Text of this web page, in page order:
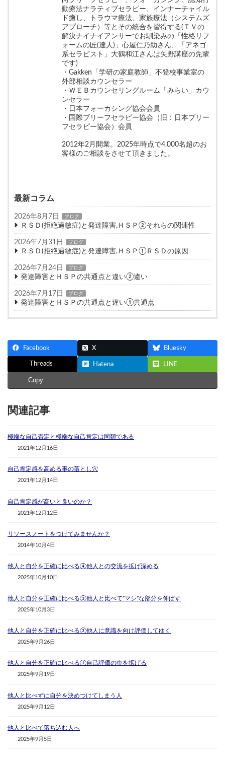
動療法ナラティブセラピー、インナーチャイル
ド癒し、トラウマ療法、家族療法（システムズ
アプローチ）等とその統合を習得する(ＴＶの
解決ナイナイアンサーでお馴染みの「性格リフ
ォームの匠(達人)」心屋仁乃助さん、「アネゴ
系セラピスト」大鶴和江さんは矢野講座の先輩
です)
・Gakken「学研の家庭教師」不登校事業室の
外部相談カウンセラー
・ＷＥＢカウンセリングルーム「みらい」カウ
ンセラー
・日本フォーカシング協会会員
・国際ブリーフセラピー協会（旧：日本ブリー
フセラピー協会）会員
2012年2月開業。2025年時点で4,000名超のお
客様のご相談をさせて頂きました。
最新コラム
2026年8月7日 ブログ
ＲＳＤ(拒絶過敏症)と発達障害,ＨＳＰ②それらの関連性
2026年7月31日 ブログ
ＲＳＤ(拒絶過敏症)と発達障害,ＨＳＰ①ＲＳＤの原因
2026年7月24日 ブログ
発達障害とＨＳＰの共通点と違い②違い
2026年7月17日 ブログ
発達障害とＨＳＰの共通点と違い①共通点
Facebook X Bluesky
Threads Hatena LINE
Copy
関連記事
極端な自己否定と極端な自己肯定は同類である
2021年12月16日
自己肯定感を高める事の落とし穴
2021年12月14日
自己肯定感が高いと良いのか？
2021年12月12日
リソースノートをつけてみませんか？
2014年10月4日
他人と自分を正確に比べる④他人との交流を拡げ深める
2025年10月10日
他人と自分を正確に比べる③他人と比べて”マシ”な部分を伸ばす
2025年10月3日
他人と自分を正確に比べる②他人に意識を向け評価してゆく
2025年9月26日
他人と自分を正確に比べる①自己評価の巾を拡げる
2025年9月19日
他人と比べずに自分を決めつけてしまう人
2025年9月12日
他人と比べて落ち込む人へ
2025年9月5日